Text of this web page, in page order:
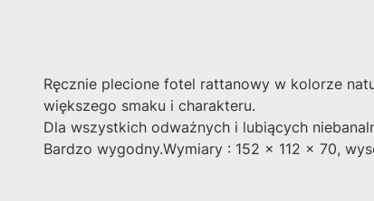
Ręcznie plecione fotel rattanowy w kolorze
większego smaku i charakteru.
Dla wszystkich odważnych i lubiących
Bardzo wygodny.Wymiary : 152 x 112 x 70,